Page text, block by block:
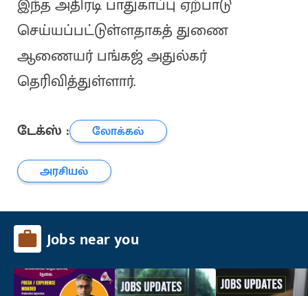
இந்த அதிரடி பாதுகாப்பு ஏற்பாடு
செய்யப்பட்டுள்ளதாகத் துணை
ஆணையர் பங்கஜ் அதுல்கர்
தெரிவித்துள்ளார்.
டேக்ஸ் :
லோக்கல்
அரசியல்
Jobs near you